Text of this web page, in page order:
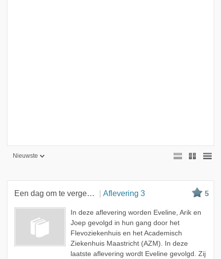
Nieuwste
Een dag om te vergeten Aflevering 3 5
In deze aflevering worden Eveline, Arik en
Joep gevolgd in hun gang door het
Flevoziekenhuis en het Academisch
Ziekenhuis Maastricht (AZM). In deze
laatste aflevering wordt Eveline gevolgd. Zij